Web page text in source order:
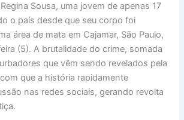
Sousa, uma jovem de apenas 17
o país desde que seu corpo foi
área de mata em Cajamar, São Paulo,
(5). A brutalidade do crime, somada
que vêm sendo revelados pela
que a história rapidamente
nas redes sociais, gerando revolta